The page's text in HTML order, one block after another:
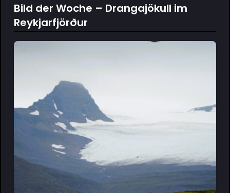
Bild der Woche – Drangajökull im
Reykjarfjörður